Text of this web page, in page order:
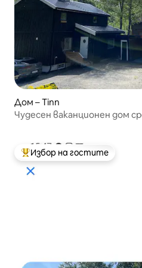
Дом – Tinn
Чудесен ваканционен дом
Най-популярен избор на
Избор на гостите